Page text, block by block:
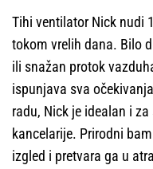
Tihi ventilator Nick nudi
tokom vrelih dana. Bilo
ili snažan protok
ispunjava sva
radu, Nick je idealan i
kancelarije. Prirodni
izgled i pretvara ga u